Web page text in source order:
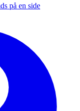
på en side